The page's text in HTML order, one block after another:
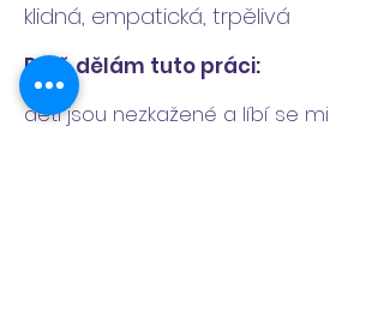
klidná, empatická, trpělivá
Proč dělám tuto práci:
děti jsou nezkažené a líbí se mi